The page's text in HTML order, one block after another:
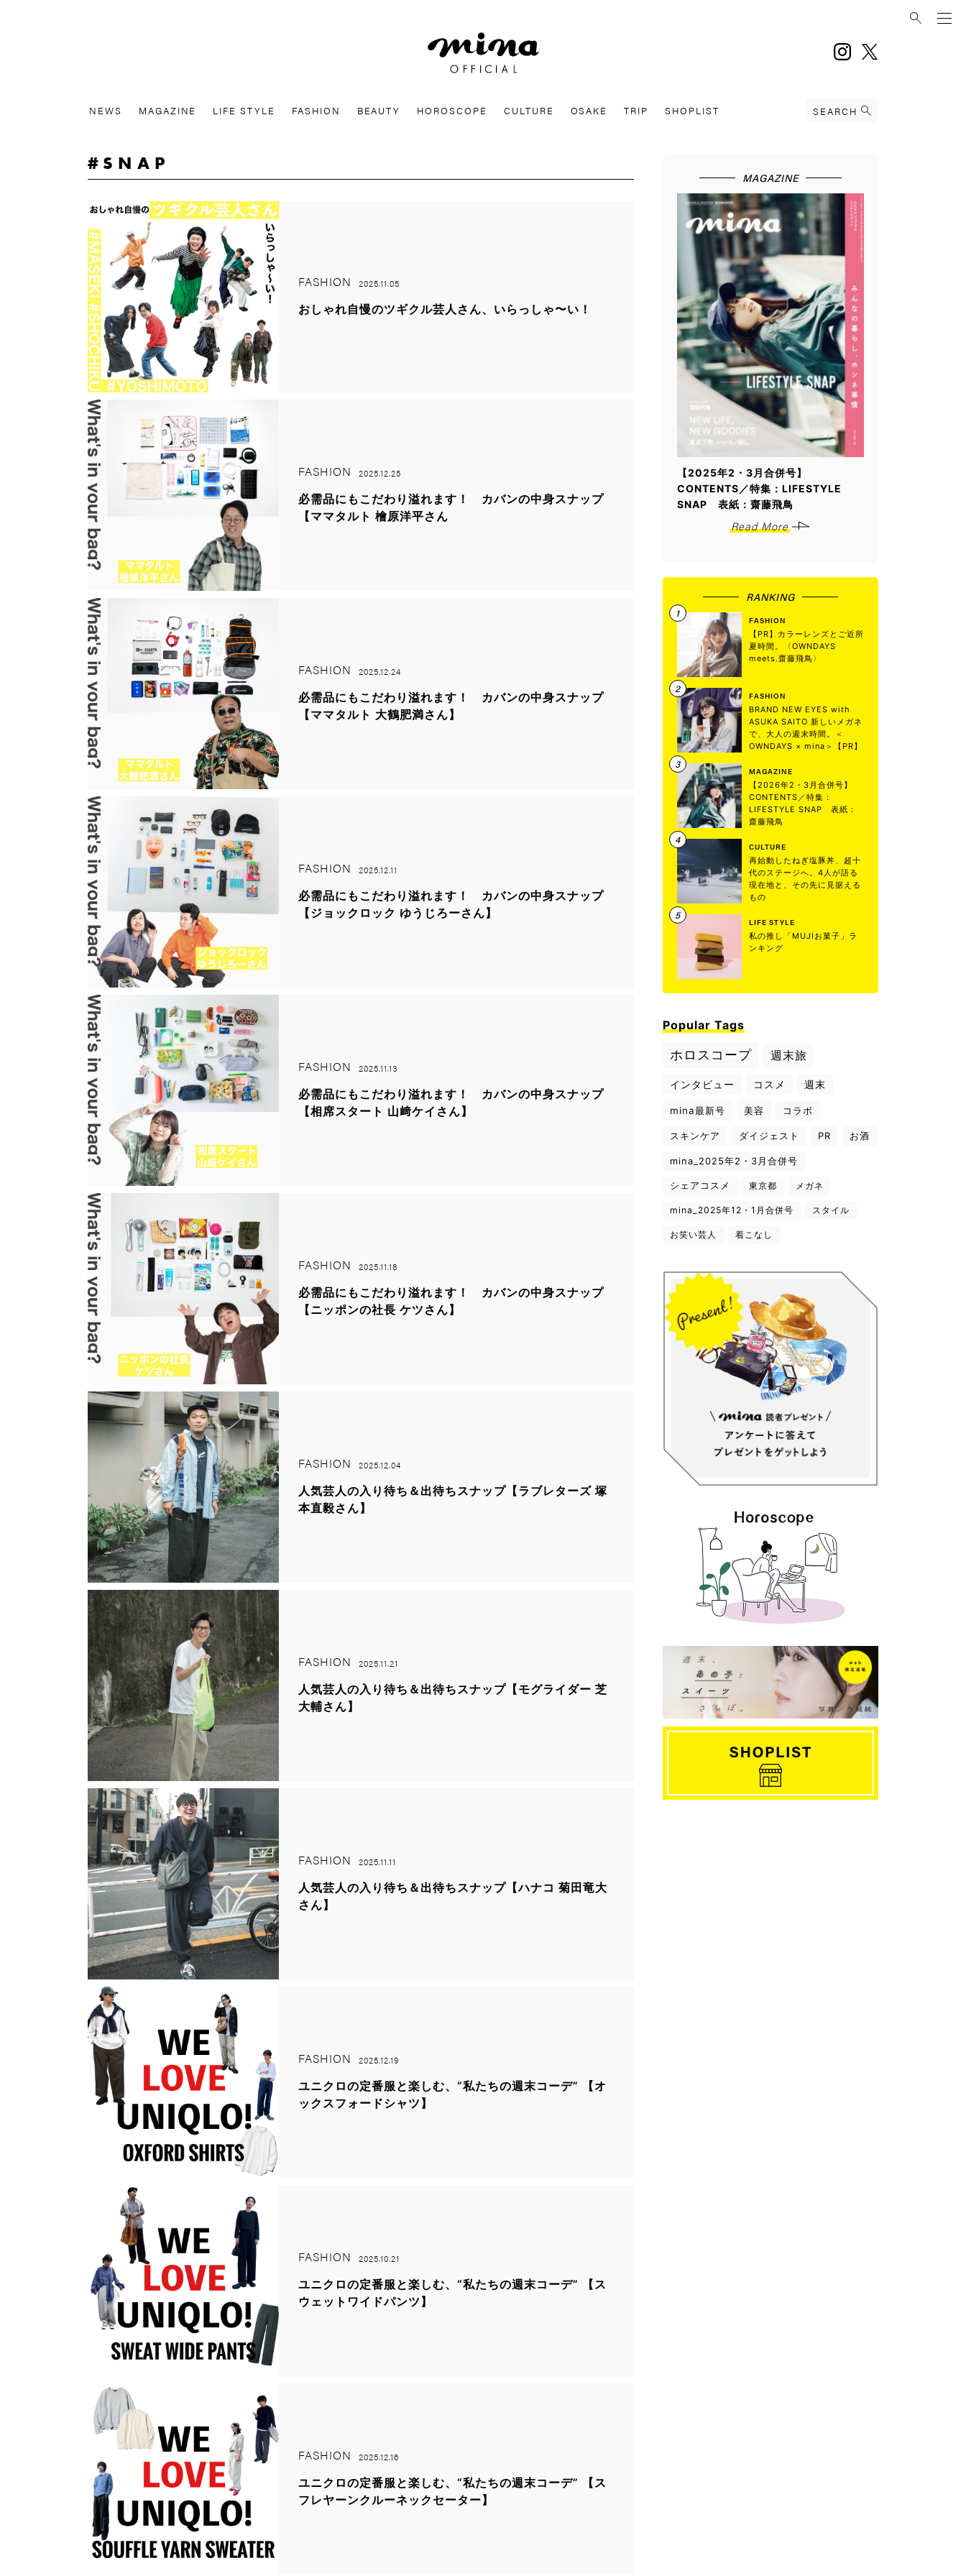
instagram
NEWS MAGAZINE LIFE STYLE FASHION BEAUTY HOROSCOPE CULTURE OSAKE TRIP SHOPLIST SEARCH
SNAP
FASHION 2025.11.05
おしゃれ自慢のツギクル芸人さん、いらっしゃ〜い！
FASHION 2025.12.25
必需品にもこだわり溢れます！ カバンの中身スナップ
【ママタルト 檜原洋平さん
FASHION 2025.12.24
必需品にもこだわり溢れます！ カバンの中身スナップ
【ママタルト 大鶴肥満さん】
FASHION 2025.12.11
必需品にもこだわり溢れます！ カバンの中身スナップ
【ジョックロック ゆうじろーさん】
FASHION 2025.11.13
必需品にもこだわり溢れます！ カバンの中身スナップ
【相席スタート 山﨑ケイさん】
FASHION 2025.11.18
必需品にもこだわり溢れます！ カバンの中身スナップ
【ニッポンの社長 ケツさん】
FASHION 2025.12.04
人気芸人の入り待ち＆出待ちスナップ【ラブレターズ 塚
本直毅さん】
FASHION 2025.11.21
人気芸人の入り待ち＆出待ちスナップ【モグライダー 芝
大輔さん】
FASHION 2025.11.11
人気芸人の入り待ち＆出待ちスナップ【ハナコ 菊田竜大
さん】
FASHION 2025.12.19
ユニクロの定番服と楽しむ、“私たちの週末コーデ” 【オ
ックスフォードシャツ】
FASHION 2025.10.21
ユニクロの定番服と楽しむ、“私たちの週末コーデ” 【ス
ウェットワイドパンツ】
FASHION 2025.12.16
ユニクロの定番服と楽しむ、“私たちの週末コーデ” 【ス
フレヤーンクルーネックセーター】
MAGAZINE
【2025年2・3月合併号】
CONTENTS／特集：LIFESTYLE
SNAP 表紙：齋藤飛鳥
Read More
RANKING
FASHION
【PR】カラーレンズとご近所
夏時間。〈OWNDAYS
meets.齋藤飛鳥〉
FASHION
BRAND NEW EYES with
ASUKA SAITO 新しいメガネ
で、大人の週末時間。＜
OWNDAYS × mina＞【PR】
MAGAZINE
【2026年2・3月合併号】
CONTENTS／特集：
LIFESTYLE SNAP 表紙：
齋藤飛鳥
CULTURE
再始動したねぎ塩豚丼、超十
代のステージへ。4人が語る
現在地と、その先に見据える
もの
LIFE STYLE
私の推し「MUJIお菓子」ラ
ンキング
Popular Tags
ホロスコープ 週末旅
インタビュー コスメ 週末
mina最新号 美容 コラボ
スキンケア ダイジェスト PR お酒
mina_2025年2・3月合併号
シェアコスメ 東京都 メガネ
mina_2025年12・1月合併号 スタイル
お笑い芸人 着こなし